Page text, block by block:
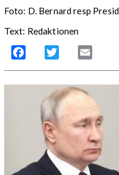
Foto: D. Bernard resp
Text: Redaktionen
Facebook Twitter